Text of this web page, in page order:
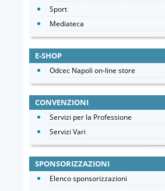
Sport
Mediateca
E-SHOP
Odcec Napoli on-line store
CONVENZIONI
Servizi per la Professione
Servizi Vari
SPONSORIZZAZIONI
Elenco sponsorizzazioni